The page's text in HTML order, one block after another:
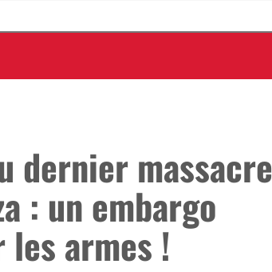
dernier massacre
: un embargo
armes !